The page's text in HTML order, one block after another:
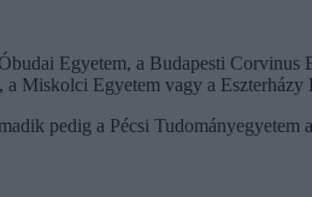
Egyetem, a Budapesti Corvinus
Miskolci Egyetem vagy a
pedig a Pécsi Tudományegyetem